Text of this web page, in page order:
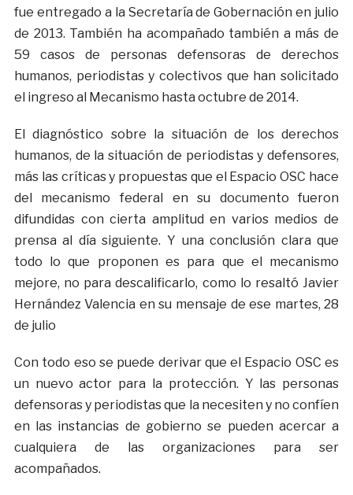
fue entregado a la Secretaría de Gobernación en julio
de 2013. También ha acompañado también a más de
59 casos de personas defensoras de derechos
humanos, periodistas y colectivos que han solicitado
el ingreso al Mecanismo hasta octubre de 2014.
El diagnóstico sobre la situación de los derechos
humanos, de la situación de periodistas y defensores,
más las críticas y propuestas que el Espacio OSC hace
del mecanismo federal en su documento fueron
difundidas con cierta amplitud en varios medios de
prensa al día siguiente. Y una conclusión clara que
todo lo que proponen es para que el mecanismo
mejore, no para descalificarlo, como lo resaltó Javier
Hernández Valencia en su mensaje de ese martes, 28
de julio
Con todo eso se puede derivar que el Espacio OSC es
un nuevo actor para la protección. Y las personas
defensoras y periodistas que la necesiten y no confíen
en las instancias de gobierno se pueden acercar a
cualquiera de las organizaciones para ser
acompañados.